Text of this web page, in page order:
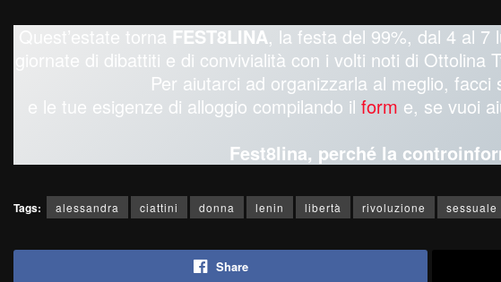
Quest’estate torna FEST8LINA, la festa del 99%, dal 4 al 7
giornate di dibattiti e di convivialità con i volti noti di Ottolina
Per aiutarci ad organizzarla al meglio,
e le tue esigenze di alloggio compilando il form e, se vuoi
Fest8lina, perché la
Tags: alessandra ciattini donna lenin libertà rivoluzione sessuale
Share